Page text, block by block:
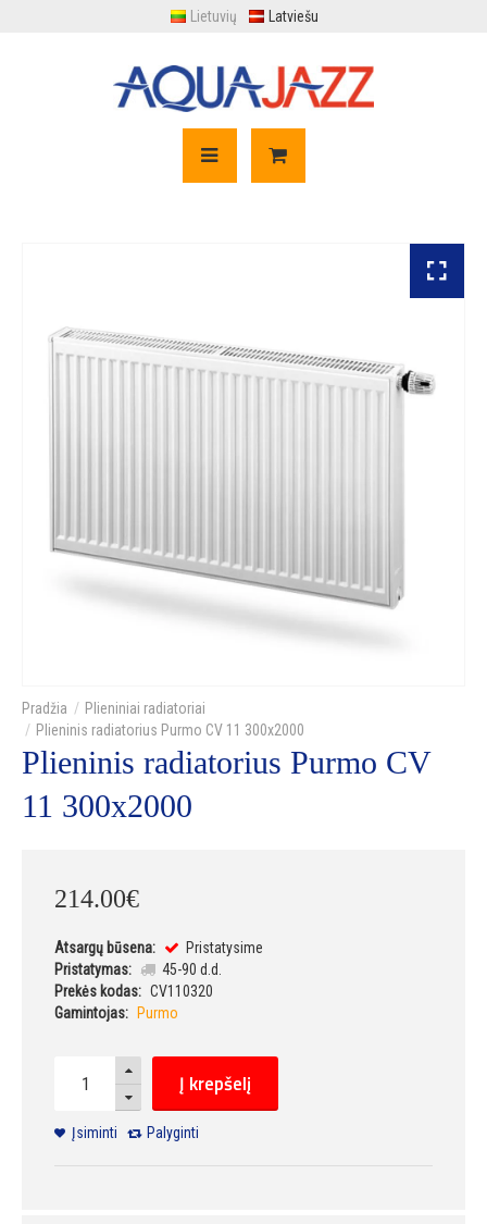
Lietuvių Latviešu
Plieniniai radiatoriai
Plieninis radiatorius Purmo CV 11 300x2000
Plieninis radiatorius Purmo CV
11 300x2000
214.00€
Atsargų būsena:
Pristatysime
Pristatymas:
45-90 d.d.
Prekės kodas: CV110320
Gamintojas:
Purmo
Į krepšelį
Įsiminti Palyginti